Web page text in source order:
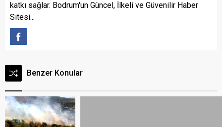
katkı sağlar. Bodrum'un Güncel, İlkeli ve Güvenilir Haber
Sitesi...
Benzer Konular